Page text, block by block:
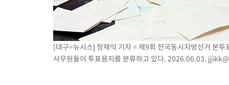
[대구=뉴시스] 정재익 기자 = 제9회 전국동시지방선거 본
사무원들이 투표용지를 분류하고 있다. 2026.06.03.